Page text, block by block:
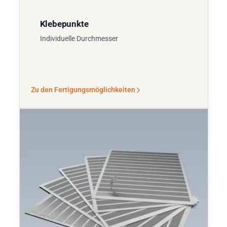
Klebepunkte
Individuelle Durchmesser
Zu den Fertigungsmöglichkeiten